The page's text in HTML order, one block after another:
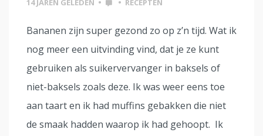
14 JAREN GELEDEN • • RECEPTEN
Bananen zijn super gezond zo op z’n tijd. Wat ik
nog meer een uitvinding vind, dat je ze kunt
gebruiken als suikervervanger in baksels of
niet-baksels zoals deze. Ik was weer eens toe
aan taart en ik had muffins gebakken die niet
de smaak hadden waarop ik had gehoopt. Ik